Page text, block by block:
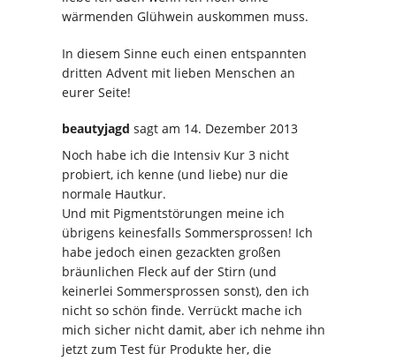
wärmenden Glühwein auskommen muss.
In diesem Sinne euch einen entspannten
dritten Advent mit lieben Menschen an
eurer Seite!
beautyjagd sagt am 14. Dezember 2013
Noch habe ich die Intensiv Kur 3 nicht
probiert, ich kenne (und liebe) nur die
normale Hautkur.
Und mit Pigmentstörungen meine ich
übrigens keinesfalls Sommersprossen! Ich
habe jedoch einen gezackten großen
bräunlichen Fleck auf der Stirn (und
keinerlei Sommersprossen sonst), den ich
nicht so schön finde. Verrückt mache ich
mich sicher nicht damit, aber ich nehme ihn
jetzt zum Test für Produkte her, die